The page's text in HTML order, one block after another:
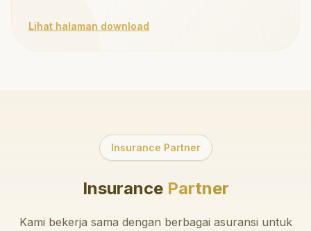
Lihat halaman download
Insurance Partner
InsurancePartner
Kami bekerja sama dengan berbagai asuransi untuk